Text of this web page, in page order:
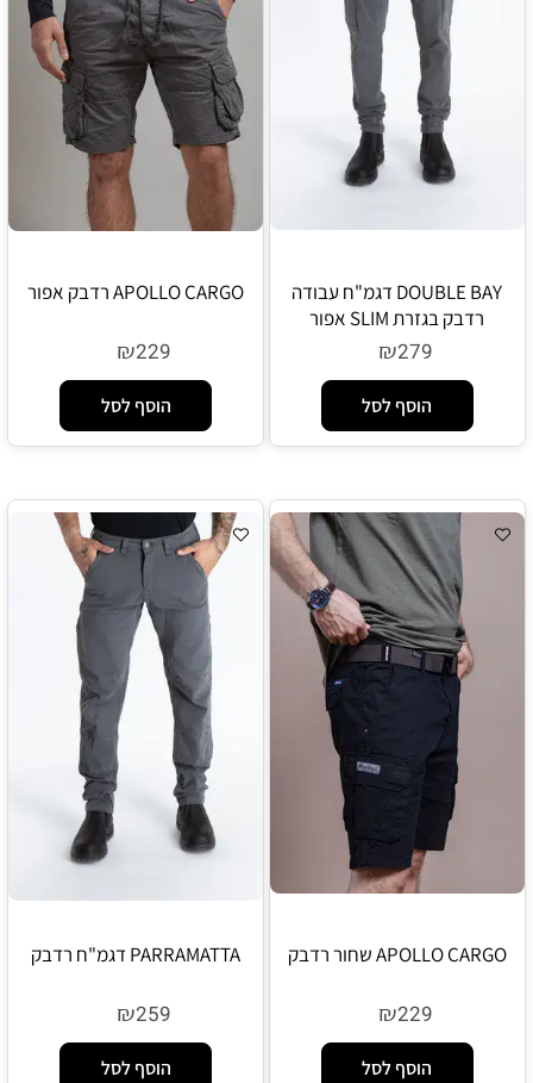
DOUBLE BAY דגמ"ח עבודה
רדבק בגזרת SLIM אפור
₪279
הוסף לסל
APOLLO CARGO רדבק אפור
₪229
הוסף לסל
APOLLO CARGO שחור רדבק
₪229
הוסף לסל
PARRAMATTA דגמ"ח רדבק
₪259
הוסף לסל